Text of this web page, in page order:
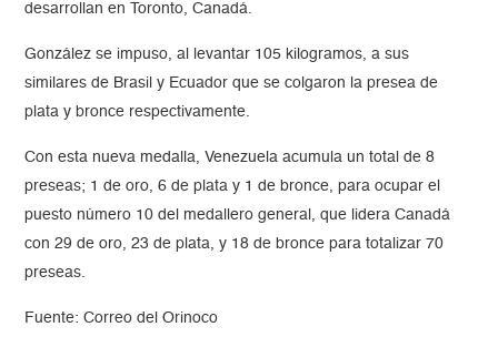
desarrollan en Toronto, Canadá.
González se impuso, al levantar 105 kilogramos, a sus
similares de Brasil y Ecuador que se colgaron la presea de
plata y bronce respectivamente.
Con esta nueva medalla, Venezuela acumula un total de 8
preseas; 1 de oro, 6 de plata y 1 de bronce, para ocupar el
puesto número 10 del medallero general, que lidera Canadá
con 29 de oro, 23 de plata, y 18 de bronce para totalizar 70
preseas.
Fuente: Correo del Orinoco